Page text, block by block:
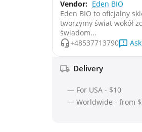
Vendor: Eden BIO
Eden BIO to oficjalny
tworzymy świat wokół
świadom...
+48537713790
Delivery
— For USA - $10
— Worldwide - from